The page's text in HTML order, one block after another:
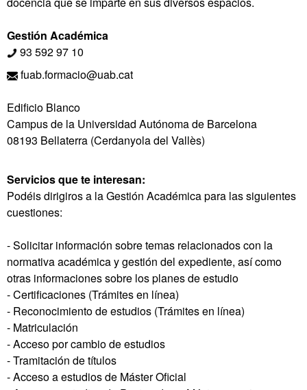
Gestión Académica
93 592 97 10
fuab.formacio@uab.cat
Edificio Blanco
Campus de la Universidad Autónoma de Barcelona
08193 Bellaterra (Cerdanyola del Vallès)
Servicios que te interesan:
Podéis dirigiros a la Gestión Académica para las siguientes
cuestiones:
- Solicitar información sobre temas relacionados con la
normativa académica y gestión del expediente, así como
otras informaciones sobre los planes de estudio
- Certificaciones (Trámites en línea)
- Reconocimiento de estudios (Trámites en línea)
- Matriculación
- Acceso por cambio de estudios
- Tramitación de títulos
- Acceso a estudios de Máster Oficial